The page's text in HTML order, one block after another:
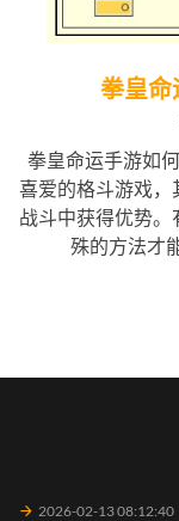
拳皇命
拳皇命运手游如
喜爱的格斗游戏，
战斗中获得优势
殊的方法才
2026-02-13 08:12:40